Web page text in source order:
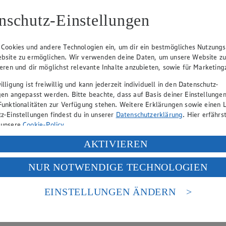
wie viel Fleisch pro Person man einplanen sollte. Durch eine
lecker?
und bunt sein. Nach dem ersten Lebensjahr können Kinder im
Tage im Voraus planst und vorbereitest. Beim Meal Prepping
Einstellungen
und andere Technologien ein, um dir ein bestmögliches
zu ermöglichen. Wir verwenden deine Daten, um unsere Website zu
und dir möglichst relevante Inhalte anzubieten, sowie für
ist freiwillig und kann jederzeit individuell in den Datenschutz-
angepasst werden. Bitte beachte, dass auf Basis deiner
zur Verfügung stehen. Weitere Erklärungen sowie einen
Einstellungen findest du in unserer Datenschutzerklärung. Hier
Cookie-Policy.
deiner personenbezogenen Daten in den USA durch Facebook und
„Aktivieren“ klickst, willigst du im Sinne des Art. 49 Abs. 1 Satz 1 lit.
Daten in den USA verarbeitet werden. Der EuGH sieht die USA als
europäischen Standards nicht angemessenen Datenschutzniveau an. Es
Zugriffs durch US-amerikanische Behörden.
AKTIVIEREN
NUR NOTWENDIGE TECHNOLOGIEN
EINSTELLUNGEN ÄNDERN